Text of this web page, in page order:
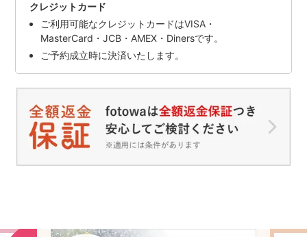
クレジットカード
ご利用可能なクレジットカードはVISA・
MasterCard・JCB・AMEX・Dinersです。
ご予約成立時に決済いたします。